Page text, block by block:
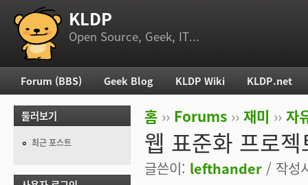
부 메뉴 KLDP
Open Source, Geek, IT...
현재 위치
홈 ›› Forums ›› 재미 ›› 자
웹 표준화 프로
글쓴이: lefthander / 작성
주 메뉴
Forum (BBS) Geek Blog KLDP Wiki KLDP.net
둘러보기
최근 포스트